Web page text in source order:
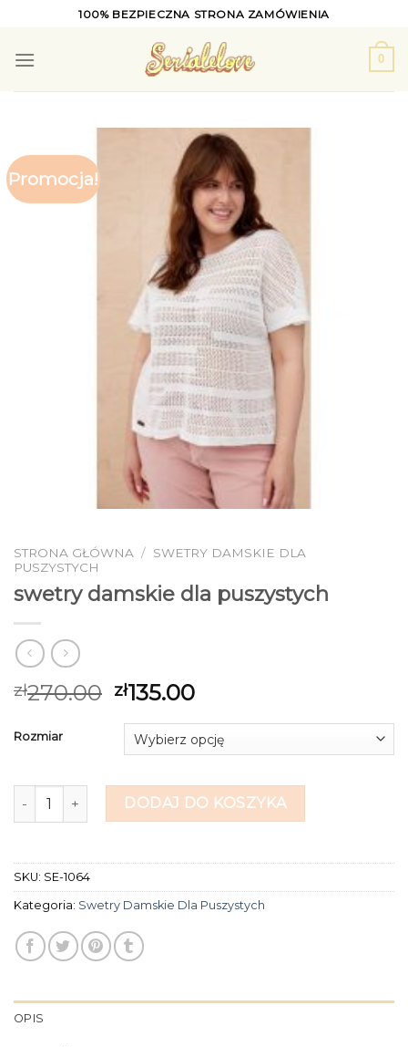
content
100% BEZPIECZNA STRONA ZAMÓWIENIA
0
Promocja!
STRONA GŁÓWNA / SWETRY DAMSKIE DLA
PUSZYSTYCH
swetry damskie dla puszystych
zł270.00 zł135.00
Rozmiar
ilość swetry damskie dla puszystych
DODAJ DO KOSZYKA
SKU: SE-1064
Kategoria: Swetry Damskie Dla Puszystych
OPIS